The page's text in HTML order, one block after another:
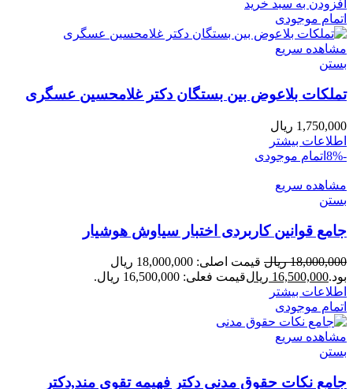
افزودن به سبد خرید
اتمام موجودی
مشاهده سریع
بستن
تملکات بلاعوض بین بستگان دکتر غلامحسین عسگری
1,750,000 ریال
اطلاعات بیشتر
-8%
اتمام موجودی
مشاهده سریع
بستن
جامع قوانین کاربردی اختبار سیاوش هوشیار
18,000,000 ریال
قیمت اصلی: 18,000,000 ریال
بود.16,500,000 ریالقیمت فعلی: 16,500,000 ریال.
اطلاعات بیشتر
اتمام موجودی
مشاهده سریع
بستن
جامع نکات حقوق مدنی دکتر فهیمه تقوی مند,دکتر